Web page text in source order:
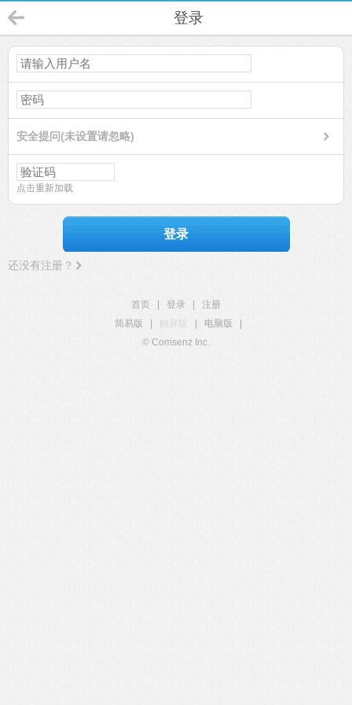
登录
安全提问(未设置请忽略)
点击重新加载
登录
还没有注册？
首页 登录
注册
简易版
触屏版 电脑版
© Comsenz Inc.